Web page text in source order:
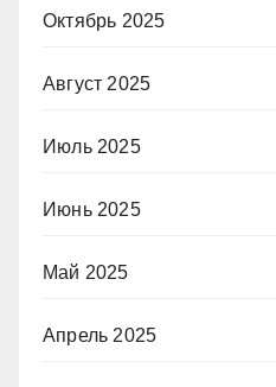
Октябрь 2025
Август 2025
Июль 2025
Июнь 2025
Май 2025
Апрель 2025